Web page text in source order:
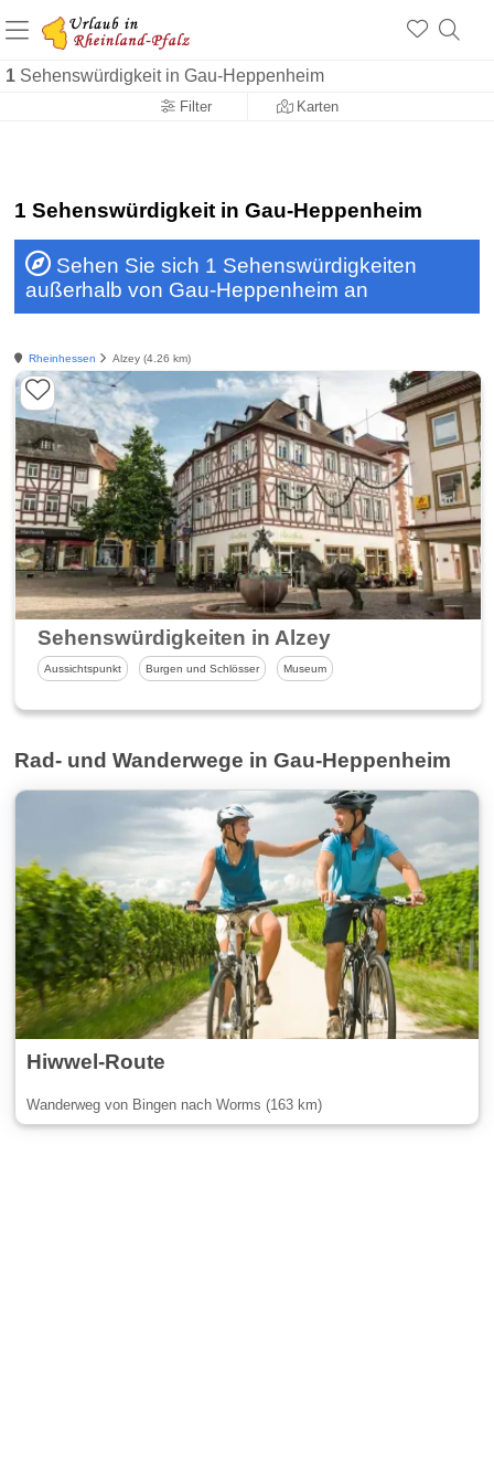
1 Sehenswürdigkeit in Gau-Heppenheim
Filter Karten
+1.500 Unterkünfte in Rheinland-Pfalz
+1.000 Sehenswürdigkeiten
Über 25 Jahre online
1 Sehenswürdigkeit in Gau-Heppenheim
Sehen Sie sich 1 Sehenswürdigkeiten
außerhalb von Gau-Heppenheim an
Rheinhessen Alzey (4.26 km)
Sehenswürdigkeiten in Alzey
Aussichtspunkt Burgen und Schlösser Museum
Rad- und Wanderwege in Gau-Heppenheim
Hiwwel-Route
Wanderweg von Bingen nach Worms (163 km)